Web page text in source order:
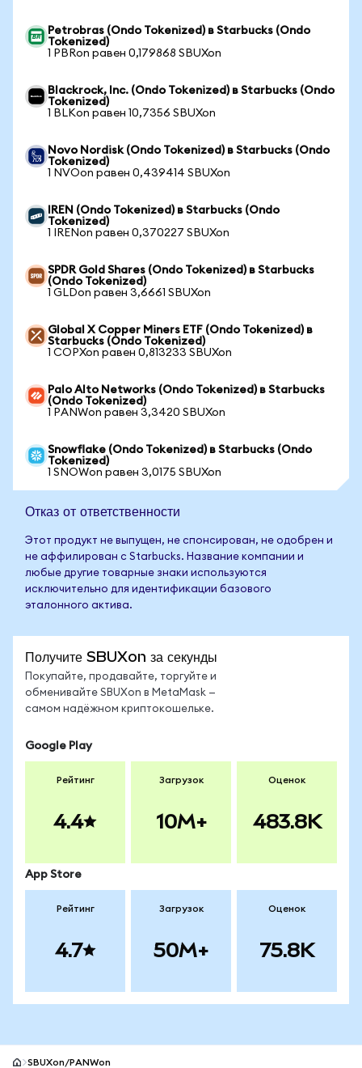
Petrobras (Ondo Tokenized) в Starbucks (Ondo
Tokenized)
1 PBRon равен 0,179868 SBUXon
Blackrock, Inc. (Ondo Tokenized) в Starbucks (Ondo
Tokenized)
1 BLKon равен 10,7356 SBUXon
Novo Nordisk (Ondo Tokenized) в Starbucks (Ondo
Tokenized)
1 NVOon равен 0,439414 SBUXon
IREN (Ondo Tokenized) в Starbucks (Ondo
Tokenized)
1 IRENon равен 0,370227 SBUXon
SPDR Gold Shares (Ondo Tokenized) в Starbucks
(Ondo Tokenized)
1 GLDon равен 3,6661 SBUXon
Global X Copper Miners ETF (Ondo Tokenized) в
Starbucks (Ondo Tokenized)
1 COPXon равен 0,813233 SBUXon
Palo Alto Networks (Ondo Tokenized) в Starbucks
(Ondo Tokenized)
1 PANWon равен 3,3420 SBUXon
Snowflake (Ondo Tokenized) в Starbucks (Ondo
Tokenized)
1 SNOWon равен 3,0175 SBUXon
Отказ от ответственности
Этот продукт не выпущен, не спонсирован, не одобрен и
не аффилирован с Starbucks. Название компании и
любые другие товарные знаки используются
исключительно для идентификации базового
эталонного актива.
Получите SBUXon за секунды
Покупайте, продавайте, торгуйте и
обменивайте SBUXon в MetaMask —
самом надёжном криптокошельке.
Google Play
Рейтинг
4.4
Загрузок
10M+
Оценок
483.8K
App Store
Рейтинг
4.7
Загрузок
50M+
Оценок
75.8K
SBUXon/PANWon